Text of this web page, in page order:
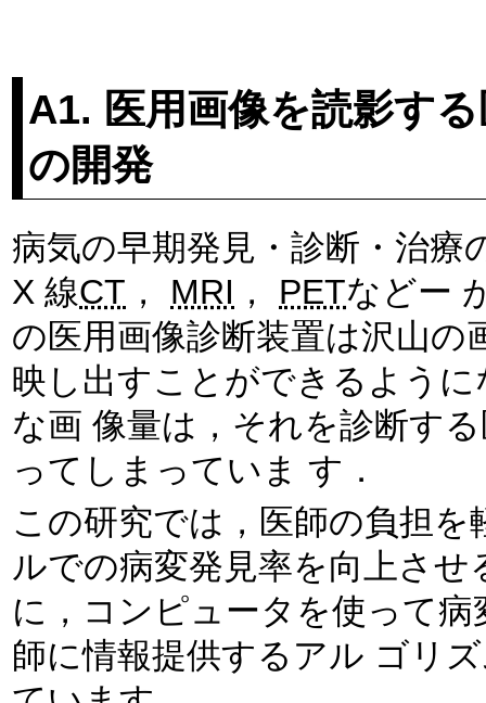
A1. 医用画像を読影す
の開発
病気の早期発見・診断・治療
X 線CT ， MRI ， PETなどー
の医用画像診断装置は沢山
映し出すことができるよう
な画 像量は，それを診断す
ってしまっていま す．
この研究では，医師の負担を
ルでの病変発見率を向上させ
に，コンピュータを使って病
師に情報提供するアル ゴリ